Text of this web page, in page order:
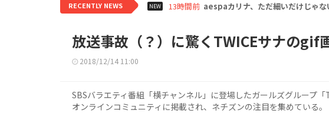
RECENTLY NEWS NEW 15時間前 TWICEモモ、家族にワールドツア
放送事故（？）に驚くTWICEサナのgif
2018/12/14 11:00
SBSバラエティ番組「横チャンネル」に登場したガールズグループ
オンラインコミュニティに掲載され、ネチズンの注目を集めている。